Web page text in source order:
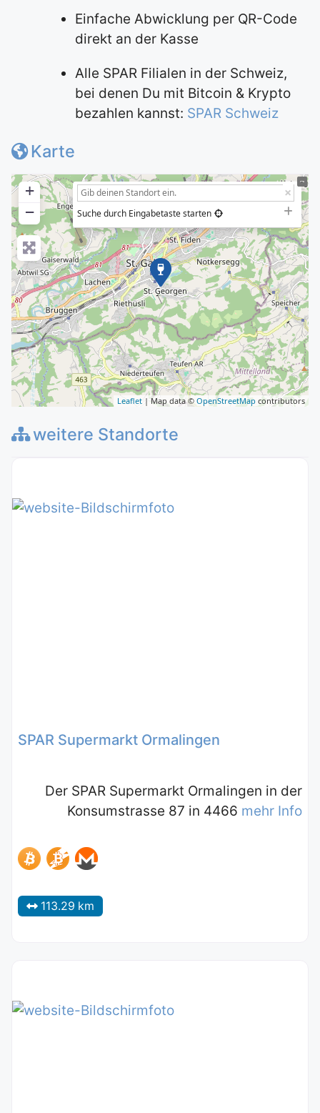
Einfache Abwicklung per QR-Code
direkt an der Kasse
Alle SPAR Filialen in der Schweiz,
bei denen Du mit Bitcoin & Krypto
bezahlen kannst: SPAR Schweiz
Karte
+
−
Suche durch Eingabetaste starten
Leaflet | Map data © OpenStreetMap contributors
weitere Standorte
SPAR Supermarkt Ormalingen
Der SPAR Supermarkt Ormalingen in der
Konsumstrasse 87 in 4466 mehr Info
113.29 km